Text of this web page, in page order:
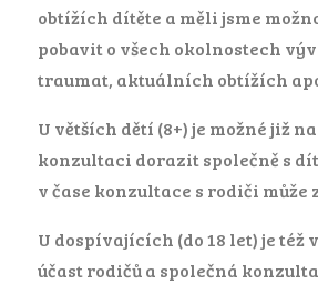
obtížích dítěte a měli jsme
pobavit o všech okolnostech
traumat, aktuálních obtížích
U větších dětí (8+) je možné již
konzultaci dorazit společně s
v čase konzultace s rodiči může
U dospívajících (do 18 let) je
účast rodičů a společná